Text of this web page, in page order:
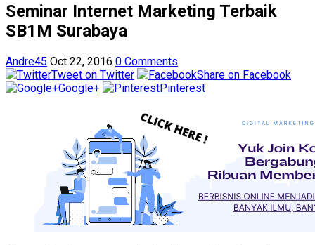
Seminar Internet Marketing Terbaik
SB1M Surabaya
Andre45 Oct 22, 2016 0 Comments
Tweet on Twitter
Share on Facebook
Google+
Pinterest